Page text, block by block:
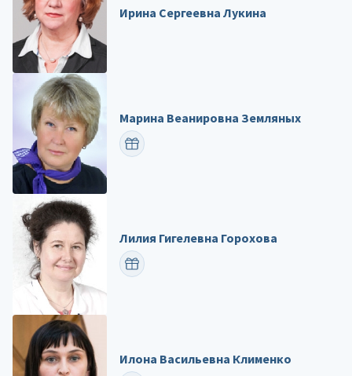
Ирина Сергеевна Лукина
Марина Веанировна Земляных
ПОЗДРАВИТЬ
Лилия Гигелевна Горохова
ПОЗДРАВИТЬ
Илона Васильевна Клименко